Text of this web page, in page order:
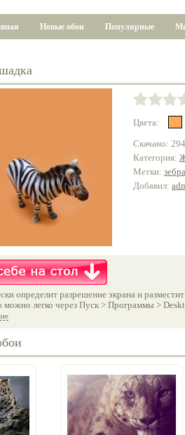
Новые обои Популярные
Цвета:
Скачано: 294
Категория:
Метки: зебра
Добавил:
определит разрешение экрана и
можно легко через Пуск > Программы >